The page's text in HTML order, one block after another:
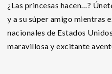
¿Las princesas hacen…?
y a su súper amigo mientras
nacionales de Estados
maravillosa y excitante